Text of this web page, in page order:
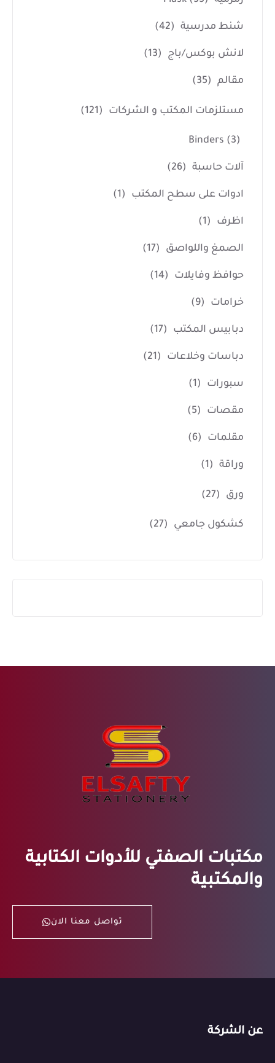
شنط مدرسية (42)
لانش بوكس/باج (13)
مقالم (35)
مستلزمات المكتب و الشركات (121)
Binders (3)
آلات حاسبة (26)
ادوات على سطح المكتب (1)
اظرف (1)
الصمغ واللواصق (17)
حوافظ وفايلات (14)
خرامات (9)
دبابيس المكتب (17)
دباسات وخلاعات (21)
سبورات (1)
مقصات (5)
مقلمات (6)
وراقة (1)
ورق (27)
كشكول جامعي (27)
مكتبات الصفتي للأدوات الكتابية
والمكتبية
تواصل معنا الان
عن الشركة